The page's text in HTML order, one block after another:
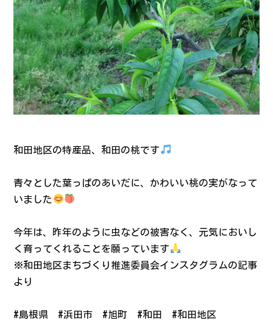
和田地区の特産品、和田の桃です
青々とした葉っぱのあいだに、かわいい桃の実がなって
いました
今年は、昨年のように虫などの被害なく、元気においし
く育ってくれることを願っています
※和田地区まちづくり推進委員会インスタグラムの記事
より
#島根県 #浜田市 #旭町 #和田
#和田地区